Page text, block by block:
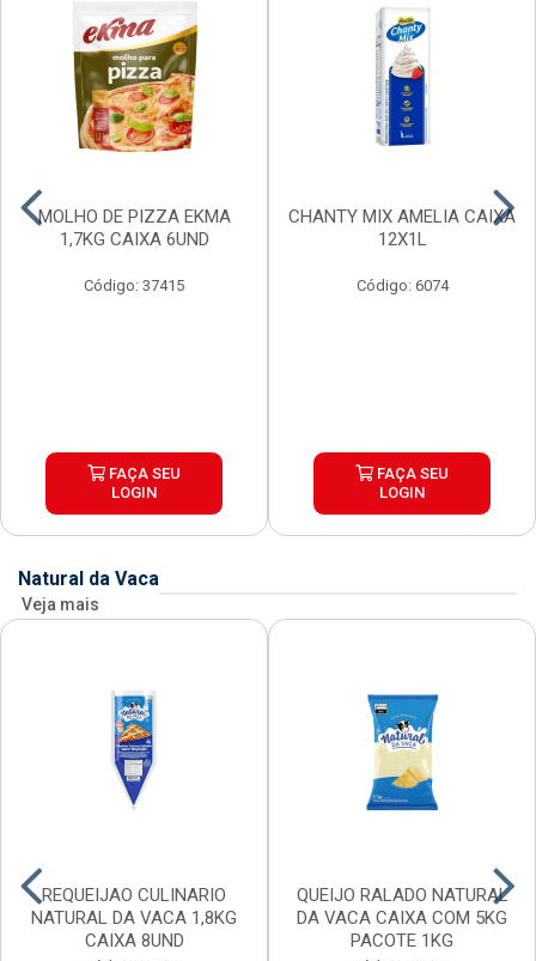
MOLHO DE PIZZA EKMA
1,7KG CAIXA 6UND
Código: 37415
FAÇA SEU
LOGIN
CHANTY MIX AMELIA CAIXA
12X1L
Código: 6074
FAÇA SEU
LOGIN
Natural da Vaca
Veja mais
REQUEIJAO CULINARIO
NATURAL DA VACA 1,8KG
CAIXA 8UND
QUEIJO RALADO NATURAL
DA VACA CAIXA COM 5KG
PACOTE 1KG